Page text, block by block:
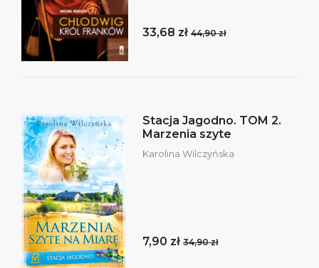
33,68 zł 44,90 zł
Stacja Jagodno. TOM 2.
Marzenia szyte
Karolina Wilczyńska
7,90 zł 34,90 zł